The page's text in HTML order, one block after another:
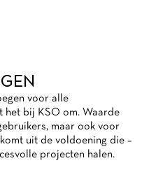
voor alle
het bij KSO om. Waarde
maar ook voor
uit de voldoening die –
projecten halen.